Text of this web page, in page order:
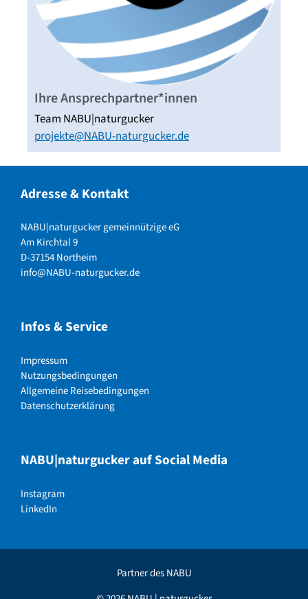
Ihre Ansprechpartner*innen
Team NABU|naturgucker
projekte@NABU-naturgucker.de
Adresse & Kontakt
NABU|naturgucker gemeinnützige eG
Am Kirchtal 9
D-37154 Northeim
info@NABU-naturgucker.de
Infos & Service
Impressum
Nutzungsbedingungen
Allgemeine Reisebedingungen
Datenschutzerklärung
NABU|naturgucker auf Social Media
Instagram
LinkedIn
Partner des NABU